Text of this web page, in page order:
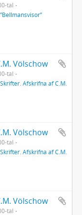
tal
Völschow
tal
Afskrifna af C.M.
Völschow
tal
Afskrifna af C.M.
Völschow
tal